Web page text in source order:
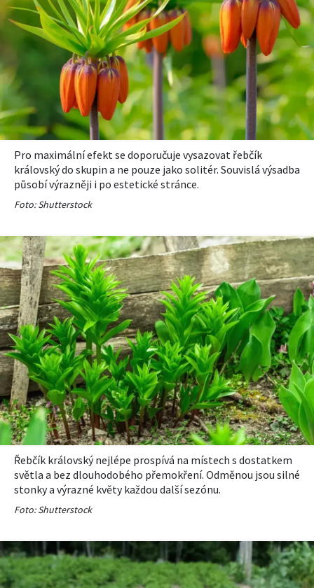
Pro maximální efekt se doporučuje vysazovat řebčík
královský do skupin a ne pouze jako solitér. Souvislá výsadba
působí výrazněji i po estetické stránce.
Foto: Shutterstock
Řebčík královský nejlépe prospívá na místech s dostatkem
světla a bez dlouhodobého přemokření. Odměnou jsou silné
stonky a výrazné květy každou další sezónu.
Foto: Shutterstock